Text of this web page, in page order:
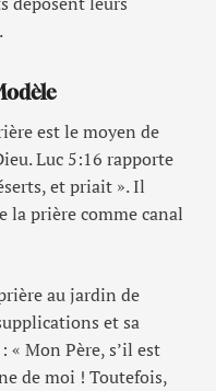
est le moyen de
Luc 5:16 rapporte
et priait ». Il
la prière comme canal
au jardin de
et sa
« Mon Père, s’il est
de moi ! Toutefois,